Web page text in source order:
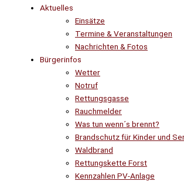
Aktuelles
Einsätze
Termine & Veranstaltungen
Nachrichten & Fotos
Bürgerinfos
Wetter
Notruf
Rettungsgasse
Rauchmelder
Was tun wenn´s brennt?
Brandschutz für Kinder und
Waldbrand
Rettungskette Forst
Kennzahlen PV-Anlage